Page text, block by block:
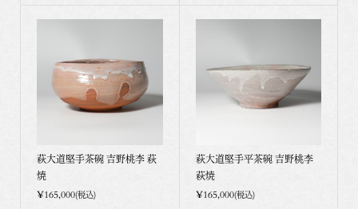
萩大道堅手茶碗 吉野桃李 萩
焼
¥165,000(税込)
萩大道堅手平茶碗 吉野桃李
萩焼
¥165,000(税込)